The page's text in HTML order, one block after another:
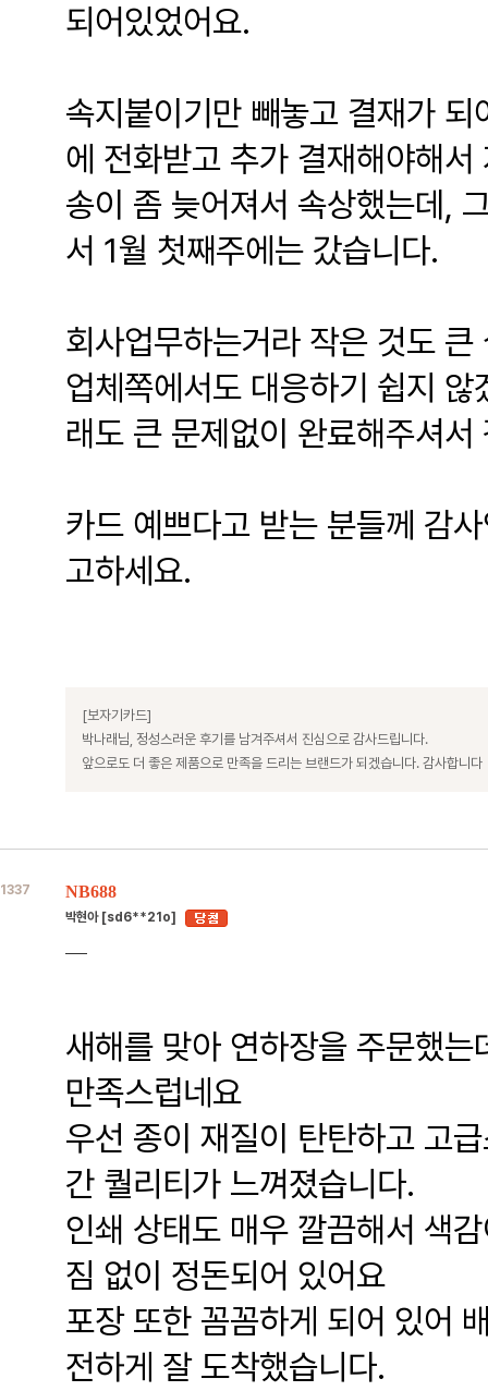
되어있었어요.
속지붙이기만 빼놓고 결재가
에 전화받고 추가 결재해야해
송이 좀 늦어져서 속상했는데,
서 1월 첫째주에는 갔습니다.
회사업무하는거라 작은 것도
업체쪽에서도 대응하기 쉽지
래도 큰 문제없이 완료해주셔서
카드 예쁘다고 받는 분들께 감
고하세요.
[보자기카드]
박나래님, 정성스러운 후기를 남겨주셔서 진심으로 감사드립니다.
앞으로도 더 좋은 제품으로 만족을 드리는 브랜드가 되겠습니다. 감사합니다
1337 NB688
박현아 [sd6**21o]
새해를 맞아 연하장을 주문했
만족스럽네요
우선 종이 재질이 탄탄하고 고
간 퀄리티가 느껴졌습니다.
인쇄 상태도 매우 깔끔해서 색
짐 없이 정돈되어 있어요
포장 또한 꼼꼼하게 되어 있어
전하게 잘 도착했습니다.